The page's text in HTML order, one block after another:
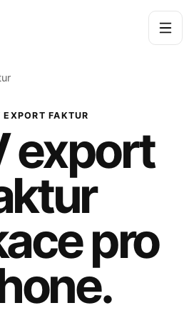
EXPORT FAKTUR
export
pro